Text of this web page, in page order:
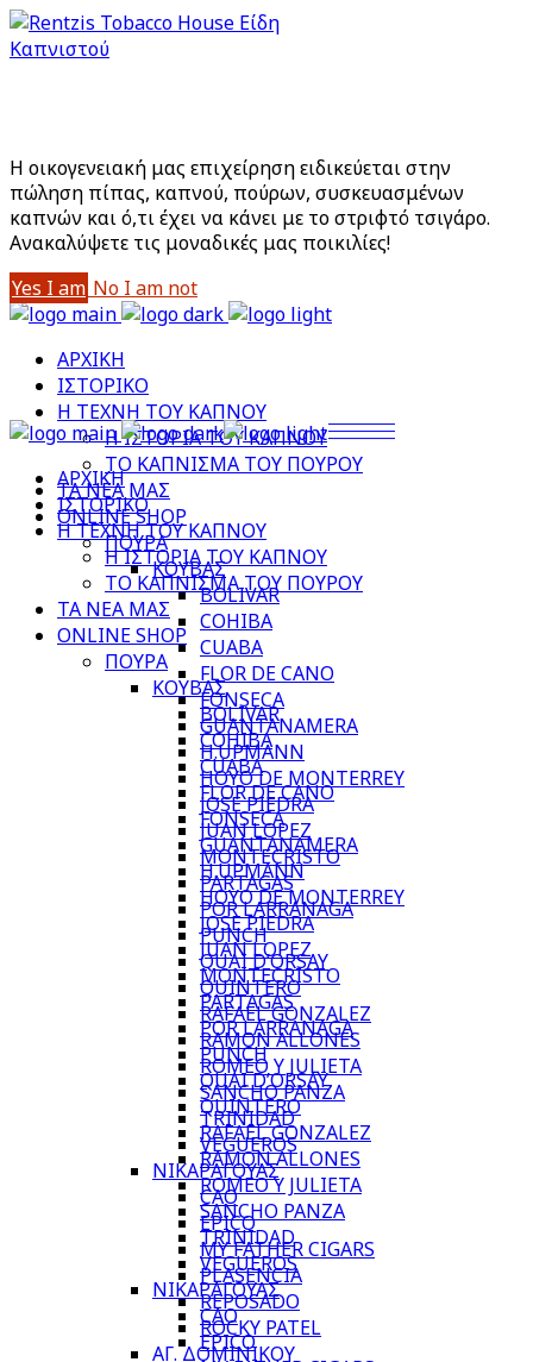
Είστε άνω των 18;
Η οικογενειακή μας επιχείρηση ειδικεύεται στην
πώληση πίπας, καπνού, πούρων, συσκευασμένων
καπνών και ό,τι έχει να κάνει με το στριφτό τσιγάρο.
Aνακαλύψετε τις μοναδικές μας ποικιλίες!
Yes I am No I am not
ΑΡΧΙΚΗ
ΙΣΤΟΡΙΚΟ
Η ΤΕΧΝΗ ΤΟΥ ΚΑΠΝΟΥ
Η ΙΣΤΟΡΙΑ ΤΟΥ ΚΑΠΝΟΥ
ΤΟ ΚΑΠΝΙΣΜΑ ΤΟΥ ΠΟΥΡΟΥ
ΤΑ ΝΕΑ ΜΑΣ
ONLINE SHOP
ΠΟΥΡΑ
ΚΟΥΒΑΣ
BOLIVAR
COHIBA
CUABA
FLOR DE CANO
FONSECA
GUANTANAMERA
H.UPMANN
HOYO DE MONTERREY
JOSE PIEDRA
JUAN LOPEZ
MONTECRISTO
PARTAGAS
POR LARRANAGA
PUNCH
QUAI D’ORSAY
QUINTERO
RAFAEL GONZALEZ
RAMON ALLONES
ROMEO Y JULIETA
SANCHO PANZA
TRINIDAD
VEGUEROS
ΝΙΚΑΡΑΓΟΥΑΣ
CAO
EPICO
MY FATHER CIGARS
PLASENCIA
REPOSADO
ROCKY PATEL
ΑΓ. ΔΟΜΙΝΙΚΟΥ
ΑΡΧΙΚΗ
ΙΣΤΟΡΙΚΟ
Η ΤΕΧΝΗ ΤΟΥ ΚΑΠΝΟΥ
Η ΙΣΤΟΡΙΑ ΤΟΥ ΚΑΠΝΟΥ
ΤΟ ΚΑΠΝΙΣΜΑ ΤΟΥ ΠΟΥΡΟΥ
ΤΑ ΝΕΑ ΜΑΣ
ONLINE SHOP
ΠΟΥΡΑ
ΚΟΥΒΑΣ
BOLIVAR
COHIBA
CUABA
FLOR DE CANO
FONSECA
GUANTANAMERA
H.UPMANN
HOYO DE MONTERREY
JOSE PIEDRA
JUAN LOPEZ
MONTECRISTO
PARTAGAS
POR LARRANAGA
PUNCH
QUAI D’ORSAY
QUINTERO
RAFAEL GONZALEZ
RAMON ALLONES
ROMEO Y JULIETA
SANCHO PANZA
TRINIDAD
VEGUEROS
ΝΙΚΑΡΑΓΟΥΑΣ
CAO
EPICO